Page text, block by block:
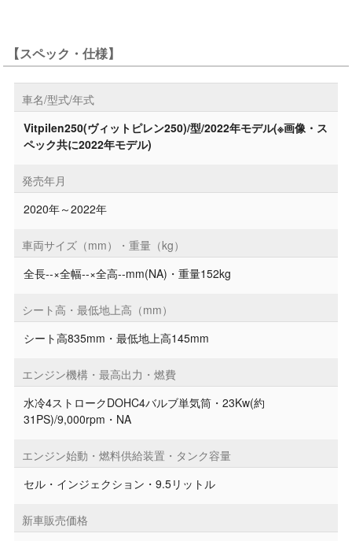
【スペック・仕様】
車名/型式/年式
Vitpilen250(ヴィットピレン250)/型/2022年モデル(※画像・ス
ペック共に2022年モデル)
発売年月
2020年～2022年
車両サイズ（mm）・重量（kg）
全長--×全幅--×全高--mm(NA)・重量152kg
シート高・最低地上高（mm）
シート高835mm・最低地上高145mm
エンジン機構・最高出力・燃費
水冷4ストロークDOHC4バルブ単気筒・23Kw(約
31PS)/9,000rpm・NA
エンジン始動・燃料供給装置・タンク容量
セル・インジェクション・9.5リットル
新車販売価格